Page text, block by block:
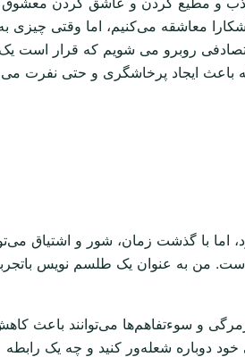
معاشقه می‌کنیم، اما وقتی
روبرو می شویم که قرار است
باعث ایجاد پرخاشگری و حتی نفرت
با گذشت زمان، شور و اشتیاق
به عنوان یک طلسم نویس
و سوءتفاهم‌ها می‌توانند
دوباره شعله‌ور کنید و چه یک